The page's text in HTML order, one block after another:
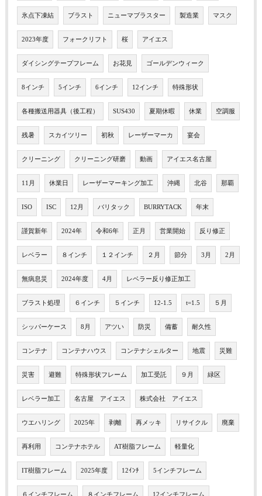
氷点下凍結 ブラスト ニューマブラスター 製造業 マスク
2023年度 フォークリフト 桜 アイエス
ダイシングテープフレーム お花見 ゴールデンウィーク
8インチ 5インチ 6インチ 12インチ 特殊形状
各種搬送用器具（後工程） SUS430 夏期休暇 休業 空調服
残暑 スカイツリー 初秋 レーザーマーカ 宴会
クリーニング クリーニング研磨 動画 アイエス名古屋
11月 休業日 レーザーマーキング加工 沖縄 北谷 那覇
ISO ISC 12月 バリタック BURRYTACK 年末
謹賀新年 2024年 令和6年 正月 営業開始 反り修正
レベラー ８インチ １２インチ ２月 節分 3月 2月
無病息災 2024年度 4月 レベラー反り修正加工
ブラスト処理 ６インチ ５インチ 12-1.5 t=1.5 ５月
シッパーケース 8月 アツい 防災 備蓄 耐久性
コンテナ コンテナハウス コンテナシェルター 地震 災難
災害 避難 特殊形状フレーム 加工受託 ９月 緑区
レベラー加工 名古屋 アイエス 株式会社 アイエス
ウエハリング 2025年 剥離 再メッキ リサイクル 廃棄
再利用 コンテナホテル AT樹脂フレーム 軽量化
IT樹脂フレーム 2025年度 12ｲﾝﾁ 5インチフレーム